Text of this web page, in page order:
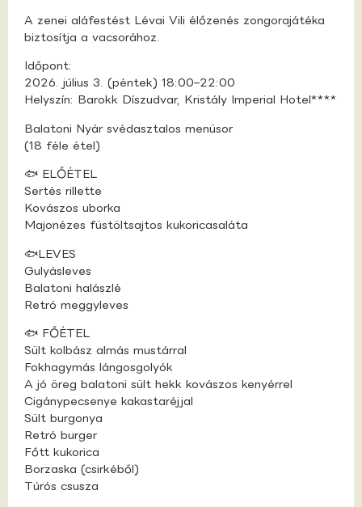
A zenei aláfestést Lévai Vili élőzenés zongorajátéka
biztosítja a vacsorához.
Időpont:
2026. július 3. (péntek) 18:00–22:00
Helyszín: Barokk Díszudvar, Kristály Imperial Hotel****
Balatoni Nyár svédasztalos menüsor
(18 féle étel)
🐟 ELŐÉTEL
Sertés rillette
Kovászos uborka
Majonézes füstöltsajtos kukoricasaláta
🐟LEVES
Gulyásleves
Balatoni halászlé
Retró meggyleves
🐟 FŐÉTEL
Sült kolbász almás mustárral
Fokhagymás lángosgolyók
A jó öreg balatoni sült hekk kovászos kenyérrel
Cigánypecsenye kakastaréjjal
Sült burgonya
Retró burger
Főtt kukorica
Borzaska (csirkéből)
Túrós csusza